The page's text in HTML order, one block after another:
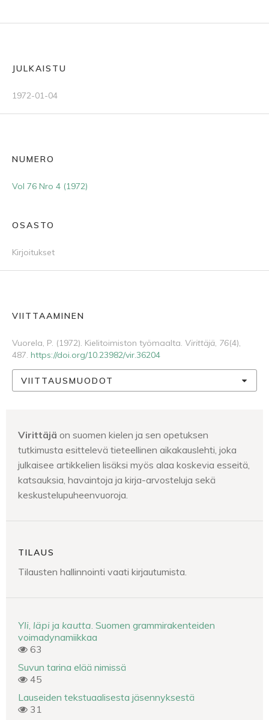
JULKAISTU
1972-01-04
NUMERO
Vol 76 Nro 4 (1972)
OSASTO
Kirjoitukset
VIITTAAMINEN
Vuorela, P. (1972). Kielitoimiston työmaalta. Virittäjä, 76(4),
487. https://doi.org/10.23982/vir.36204
VIITTAUSMUODOT
Virittäjä on suomen kielen ja sen opetuksen
tutkimusta esittelevä tieteellinen aikakauslehti, joka
julkaisee artikkelien lisäksi myös alaa koskevia esseitä,
katsauksia, havaintoja ja kirja-arvosteluja sekä
keskustelupuheenvuoroja.
TILAUS
Tilausten hallinnointi vaati kirjautumista.
Yli läpi ja kautta . Suomen grammirakenteiden
voimadynamiikkaa
63
Suvun tarina elää nimissä
45
Lauseiden tekstuaalisesta jäsennyksestä
31